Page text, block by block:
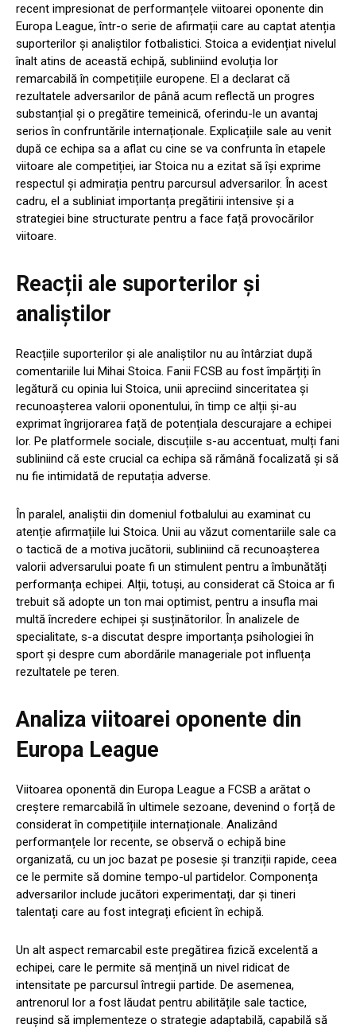
recent impresionat de performanțele viitoarei oponente din
Europa League, într-o serie de afirmații care au captat atenția
suporterilor și analiștilor fotbalistici. Stoica a evidențiat nivelul
înalt atins de această echipă, subliniind evoluția lor
remarcabilă în competițiile europene. El a declarat că
rezultatele adversarilor de până acum reflectă un progres
substanțial și o pregătire temeinică, oferindu-le un avantaj
serios în confruntările internaționale. Explicațiile sale au venit
după ce echipa sa a aflat cu cine se va confrunta în etapele
viitoare ale competiției, iar Stoica nu a ezitat să își exprime
respectul și admirația pentru parcursul adversarilor. În acest
cadru, el a subliniat importanța pregătirii intensive și a
strategiei bine structurate pentru a face față provocărilor
viitoare.
Reacții ale suporterilor și
analiștilor
Reacțiile suporterilor și ale analiștilor nu au întârziat după
comentariile lui Mihai Stoica. Fanii FCSB au fost împărțiți în
legătură cu opinia lui Stoica, unii apreciind sinceritatea și
recunoașterea valorii oponentului, în timp ce alții și-au
exprimat îngrijorarea față de potențiala descurajare a echipei
lor. Pe platformele sociale, discuțiile s-au accentuat, mulți fani
subliniind că este crucial ca echipa să rămână focalizată și să
nu fie intimidată de reputația adverse.
În paralel, analiștii din domeniul fotbalului au examinat cu
atenție afirmațiile lui Stoica. Unii au văzut comentariile sale ca
o tactică de a motiva jucătorii, subliniind că recunoașterea
valorii adversarului poate fi un stimulent pentru a îmbunătăți
performanța echipei. Alții, totuși, au considerat că Stoica ar fi
trebuit să adopte un ton mai optimist, pentru a insufla mai
multă încredere echipei și susținătorilor. În analizele de
specialitate, s-a discutat despre importanța psihologiei în
sport și despre cum abordările manageriale pot influența
rezultatele pe teren.
Analiza viitoarei oponente din
Europa League
Viitoarea oponentă din Europa League a FCSB a arătat o
creștere remarcabilă în ultimele sezoane, devenind o forță de
considerat în competițiile internaționale. Analizând
performanțele lor recente, se observă o echipă bine
organizată, cu un joc bazat pe posesie și tranziții rapide, ceea
ce le permite să domine tempo-ul partidelor. Componența
adversarilor include jucători experimentați, dar și tineri
talentați care au fost integrați eficient în echipă.
Un alt aspect remarcabil este pregătirea fizică excelentă a
echipei, care le permite să mențină un nivel ridicat de
intensitate pe parcursul întregii partide. De asemenea,
antrenorul lor a fost lăudat pentru abilitățile sale tactice,
reușind să implementeze o strategie adaptabilă, capabilă să